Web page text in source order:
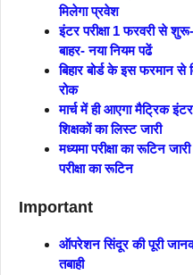
मिलेगा प्रवेश
इंटर परीक्षा 1 फरवरी से
बाहर- नया नियम पढें
बिहार बोर्ड के इस फरमान से
रोक
मार्च में ही आएगा मैट्रिक
शिक्षकों का लिस्ट जारी
मध्यमा परीक्षा का रूटिन
परीक्षा का रूटिन
Important
ऑपरेशन सिंदूर की पूरी
तबाही